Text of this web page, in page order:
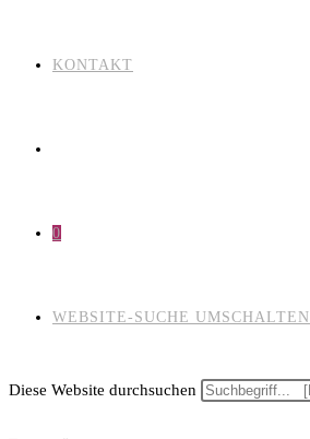
KONTAKT
0
WEBSITE-SUCHE UMSCHALTEN
Diese Website durchsuchen